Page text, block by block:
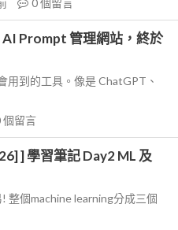
0個留言
AI Prompt 管理網站，終於
用到的工具。像是 ChatGPT、
個留言
] 學習筆記 Day2 ML 及
整個machine learning分成三個